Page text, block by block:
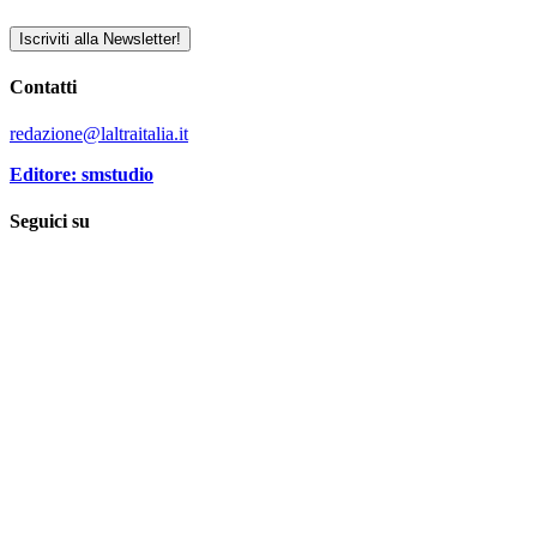
Iscriviti alla Newsletter!
Contatti
redazione@laltraitalia.it
Editore: smstudio
Seguici su